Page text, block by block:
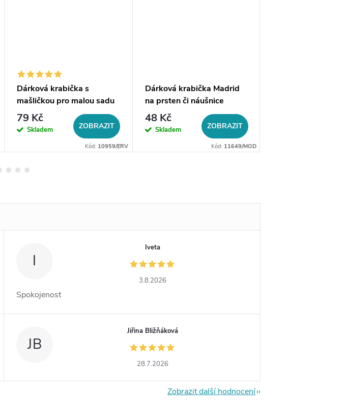
Dárková krabička s
mašličkou pro malou sadu
šperků
79 Kč
Skladem ZOBRAZIT
Kód: 10959/ERV
Dárková krabička Madrid
na prsten či náušnice
48 Kč
Skladem ZOBRAZIT
Kód: 11649/MOD
I
Iveta
3.8.2026
Spokojenost
JB
Jiřina Bližňáková
28.7.2026
Zobrazit další hodnocení